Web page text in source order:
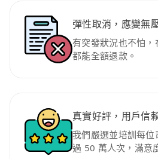
彈性取消，應變無
有突發狀況也不怕，
都能全額退款。
真實好評，用戶信
我們嚴選並培訓每
過 50 萬人次，滿意